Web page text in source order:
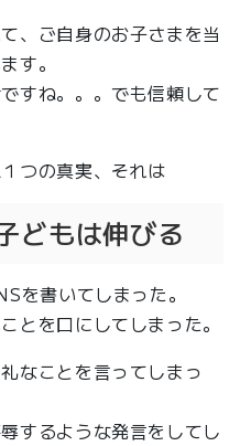
、ご自身のお子さまを当
す。
すね。。。でも信頼して
つの真実、それは
どもは伸びる
を書いてしまった。
とを口にしてしまった。
なことを言ってしまっ
するような発言をしてし